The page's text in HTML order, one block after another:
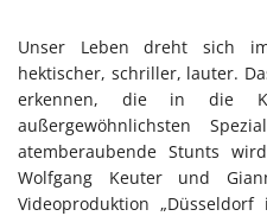
Unser Leben dreht sich
hektischer, schriller, lauter.
erkennen, die in die
außergewöhnlichsten
atemberaubende Stunts
Wolfgang Keuter und
Videoproduktion